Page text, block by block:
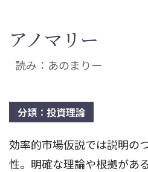
アノマリー
読み：あのまりー
分類：投資理論
効率的市場仮説では説明の
性。明確な理論や根拠があ